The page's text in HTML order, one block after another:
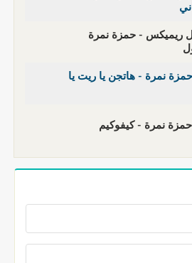
ريميكس - حمزة نمرة
Hatgann حمزة نمرة - هاتجن يا ريت يا